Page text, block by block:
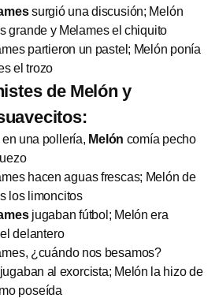
surgió una discusión; Melón
grande y Melames el chiquito
partieron un pastel; Melón ponía
el trozo
de Melón y
una pollería, Melón comía pecho
hacen aguas frescas; Melón de
los limoncitos
jugaban fútbol; Melón era
delantero
¿cuándo nos besamos?
jugaban al exorcista; Melón la hizo de
poseída